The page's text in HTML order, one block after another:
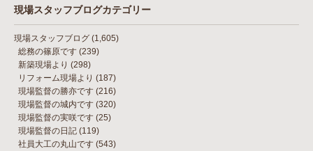
現場スタッフブログカテゴリー
現場スタッフブログ (1,605)
総務の篠原です (239)
新築現場より (298)
リフォーム現場より (187)
現場監督の勝亦です (216)
現場監督の城内です (320)
現場監督の実咲です (25)
現場監督の日記 (119)
社員大工の丸山です (543)